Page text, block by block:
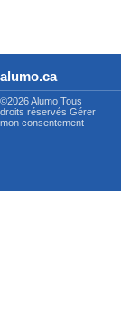
alumo.ca
©2026 Alumo Tous
droits réservés Gérer
mon consentement